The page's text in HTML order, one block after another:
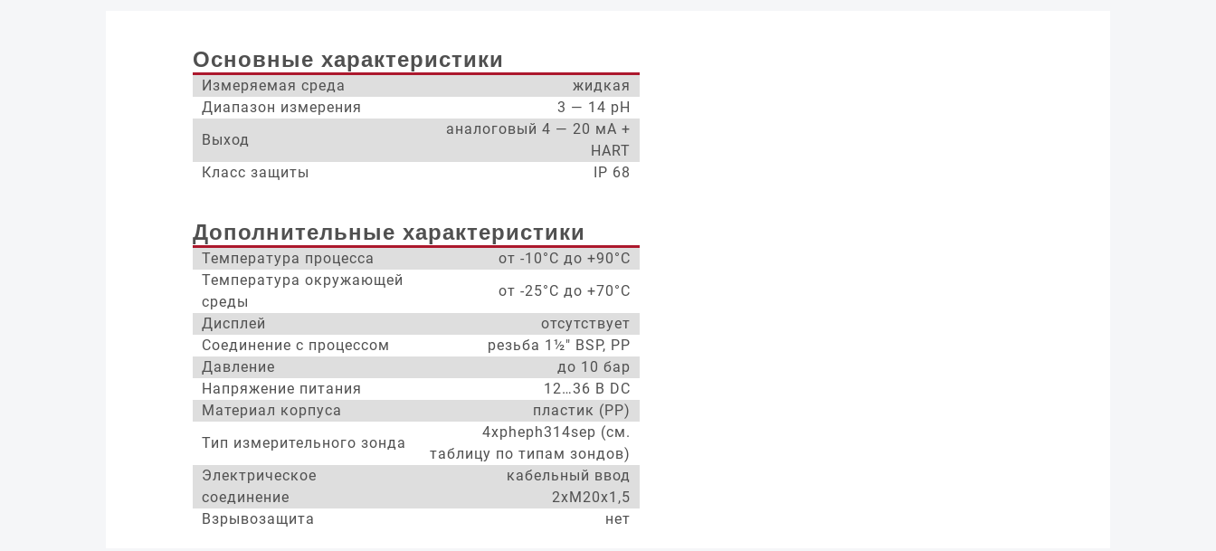
Основные характеристики
Измеряемая среда
жидкая
Диапазон измерения
3 — 14 pH
Выход
аналоговый 4 — 20 мА +
HART
Класс защиты
IP 68
Дополнительные характеристики
Температура процесса
от -10°С до +90°С
Температура окружающей
среды
от -25°С до +70°С
Дисплей
отсутствует
Соединение с процессом
резьба 1½" BSP, PP
Давление
до 10 бар
Напряжение питания
12…36 В DC
Материал корпуса
пластик (PP)
Тип измерительного зонда
4xpheph314sep (см.
таблицу по типам зондов)
Электрическое
соединение
кабельный ввод
2хМ20х1,5
Взрывозащита
нет